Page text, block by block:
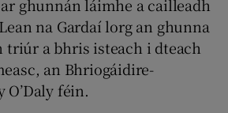
ghunnán láimhe a cailleadh
na Gardaí lorg an ghunna
triúr a bhris isteach i dteach
an Bhriogáidire-
O’Daly féin.